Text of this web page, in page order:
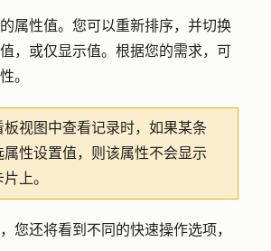
属性值。您可以重新排序，并切换
，或仅显示值。根据您的需求，可
。
板视图中查看记录时，如果某条
性设置值，则该属性不会显示
上。
您还将看到不同的快速操作选项，